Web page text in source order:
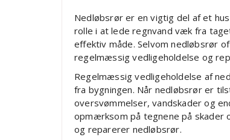
Nedløbsrør er en vigtig del af et
rolle i at lede regnvand væk fra
effektiv måde. Selvom nedløbsrør
regelmæssig vedligeholdelse og
Regelmæssig vedligeholdelse af
fra bygningen. Når nedløbsrør er
oversvømmelser, vandskader og
opmærksom på tegnene på skader
og reparerer nedløbsrør.